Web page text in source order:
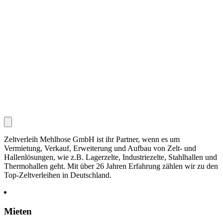
Zeltverleih Mehlhose GmbH ist ihr Partner, wenn es um
Vermietung, Verkauf, Erweiterung und Aufbau von Zelt- und
Hallenlösungen, wie z.B. Lagerzelte, Industriezelte, Stahlhallen und
Thermohallen geht. Mit über 26 Jahren Erfahrung zählen wir zu den
Top-Zeltverleihen in Deutschland.
Mieten